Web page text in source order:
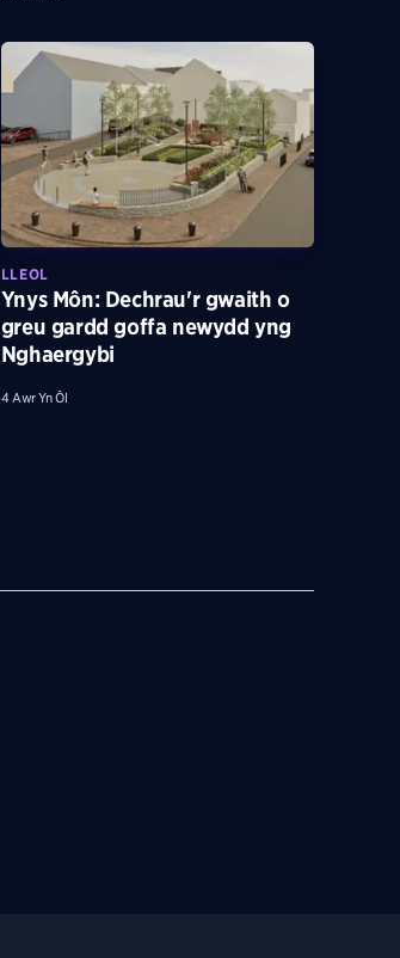
LLEOL
Ynys Môn: Dechrau'r gwaith o
greu gardd goffa newydd yng
Nghaergybi
4 Awr Yn Ôl